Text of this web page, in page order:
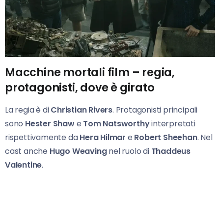
Macchine mortali film – regia,
protagonisti, dove è girato
La regia è diChristian Rivers. Protagonisti principali
sono Hester Shawe Tom Natsworthyinterpretati
rispettivamente daHera Hilmar e Robert Sheehan. Nel
cast anche Hugo Weavingnel ruolo di Thaddeus
Valentine.